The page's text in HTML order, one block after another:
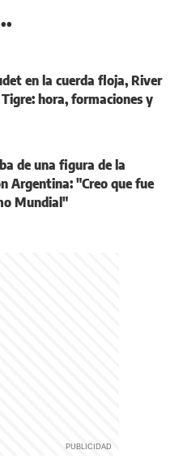
en la cuerda floja, River
hora, formaciones y
de una figura de la
Argentina: "Creo que fue
Mundial"